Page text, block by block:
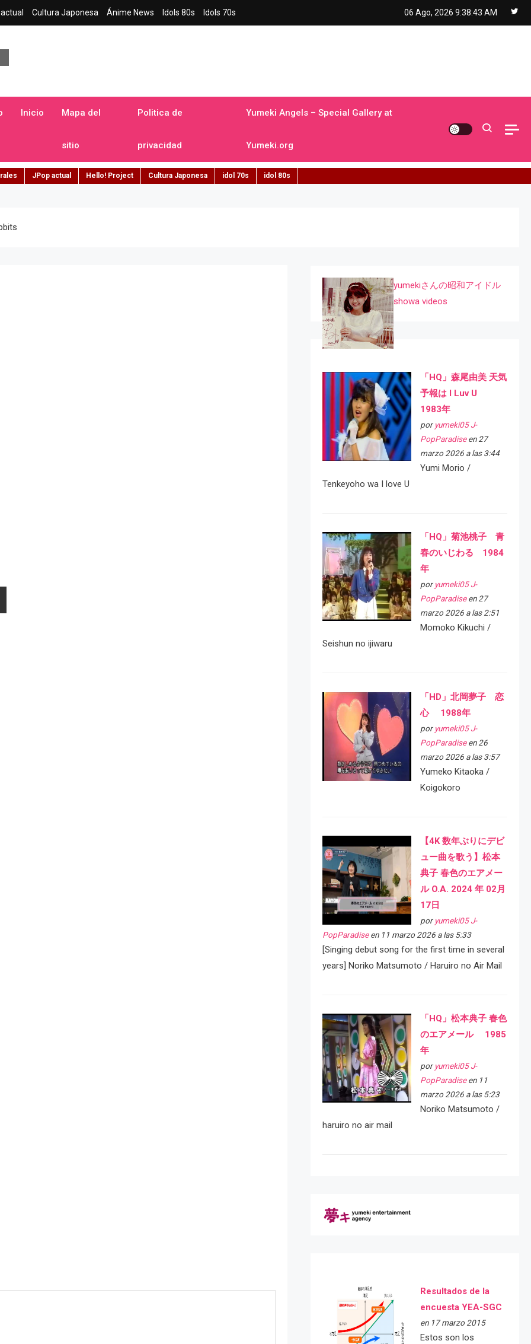
Cultura Japonesa Ánime News Idols 80s Idols 70s 06 Ago, 2026 9:38:44 AM
Inicio Mapa del
sitio
Politica de
privacidad
Yumeki Angels – Special Gallery at
Yumeki.org
JPop actual Hello! Project Cultura Japonesa idol 70s idol 80s
yumekiさんの昭和アイドル
showa videos
「HQ」森尾由美 天気
予報は I Luv U
1983年
por yumeki05 J-
PopParadiseen 27
marzo 2026 a las 3:44
Yumi Morio /
Tenkeyoho wa I love U
「HQ」菊池桃子 青
春のいじわる 1984
年
por yumeki05 J-
PopParadiseen 27
marzo 2026 a las 2:51
Momoko Kikuchi /
Seishun no ijiwaru
「HD」北岡夢子 恋
心 1988年
por yumeki05 J-
PopParadiseen 26
marzo 2026 a las 3:57
Yumeko Kitaoka /
Koigokoro
【4K 数年ぶりにデビ
ュー曲を歌う】松本
典子 春色のエアメー
ル O.A. 2024 年 02月
17日
por yumeki05 J-
PopParadiseen 11 marzo 2026 a las 5:33
[Singing debut song for the first time in several
years] Noriko Matsumoto / Haruiro no Air Mail
「HQ」松本典子 春色
のエアメール 1985
年
por yumeki05 J-
PopParadiseen 11
marzo 2026 a las 5:23
Noriko Matsumoto /
haruiro no air mail
Resultados de la
encuesta YEA-SGC
en 17 marzo 2015
Estos son los